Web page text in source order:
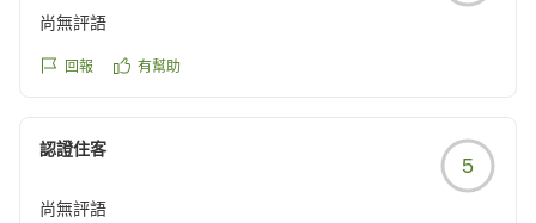
で、その魅力を感じていただけたことを大変光栄に存じ
これからも快適なご滞在をご提供できますよう、サービ
宿泊支配人
尚無評語
回報 有幫助
認證住客
5
尚無評語